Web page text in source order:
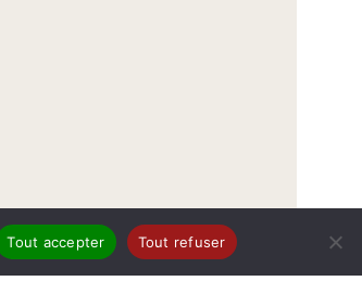
Tout accepter Tout refuser